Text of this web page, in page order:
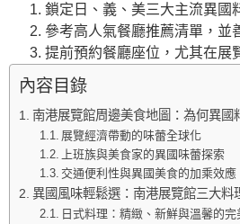
鎖定日、義、美三大主流異國
參考高人氣餐廳推薦清單，並
提前預約餐廳座位，尤其在展
內容目錄
南港展覽館周邊美食地圖：為何異國
展覽經濟帶動的味蕾全球化
上班族與美食家的異國味蕾探索
交通便利性與異國美食的加乘效應
異國風味輕鬆選：南港展覽館三大料
日式料理：精緻、新鮮與溫馨的完